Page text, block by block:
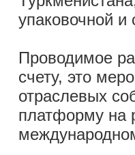
упаковочной и
Проводимое
счету, это
отраслевых
платформу на